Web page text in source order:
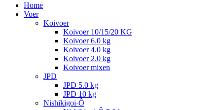
Close
Menu
Home
Voer
Koivoer
Koivoer 10/15/20 KG
Koivoer 6.0 kg
Koivoer 4.0 kg
Koivoer 2.0 kg
Koivoer mixen
JPD
JPD 5.0 kg
JPD 10 kg
Nishikigoi-Ô